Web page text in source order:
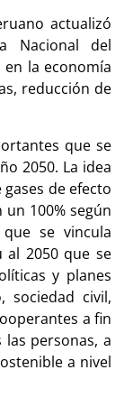
actualizó
Nacional del
en la economía
reducción de
que se
2050. La idea
de efecto
100% según
se vincula
al 2050 que se
y planes
sociedad civil,
a fin
personas, a
a nivel